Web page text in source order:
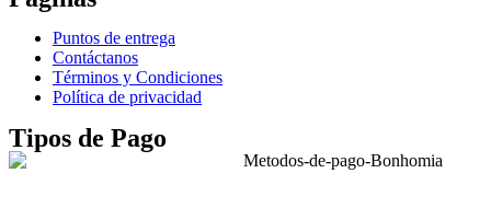
Puntos de entrega
Contáctanos
Términos y Condiciones
Política de privacidad
Tipos de Pago